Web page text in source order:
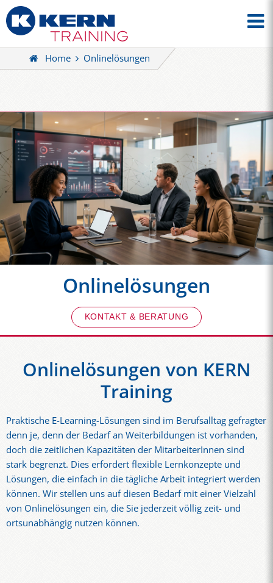
Home Onlinelösungen
Onlinelösungen
KONTAKT & BERATUNG
Onlinelösungen von KERN
Training
Praktische E-Learning-Lösungen sind im Berufsalltag gefragter
denn je, denn der Bedarf an Weiterbildungen ist vorhanden,
doch die zeitlichen Kapazitäten der MitarbeiterInnen sind
stark begrenzt. Dies erfordert flexible Lernkonzepte und
Lösungen, die einfach in die tägliche Arbeit integriert werden
können. Wir stellen uns auf diesen Bedarf mit einer Vielzahl
von Onlinelösungen ein, die Sie jederzeit völlig zeit- und
ortsunabhängig nutzen können.